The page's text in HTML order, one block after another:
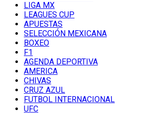
LIGA MX
LEAGUES CUP
APUESTAS
SELECCIÓN MEXICANA
BOXEO
F1
AGENDA DEPORTIVA
AMERICA
CHIVAS
CRUZ AZUL
FUTBOL INTERNACIONAL
UFC